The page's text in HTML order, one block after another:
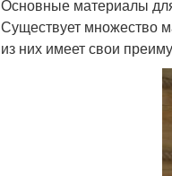
Основные материалы
Существует множество
из них имеет свои